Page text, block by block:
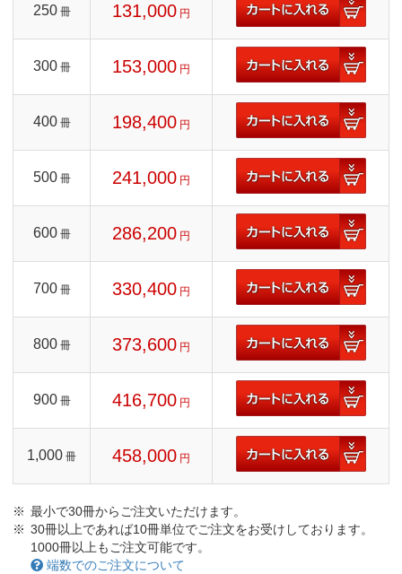
250 冊 131,000 円
300 冊 153,000 円
400 冊 198,400 円
500 冊 241,000 円
600 冊 286,200 円
700 冊 330,400 円
800 冊 373,600 円
900 冊 416,700 円
1,000 冊 458,000 円
最小で30冊からご注文いただけます。
30冊以上であれば10冊単位でご注文をお受けしております。
1000冊以上もご注文可能です。
端数でのご注文について